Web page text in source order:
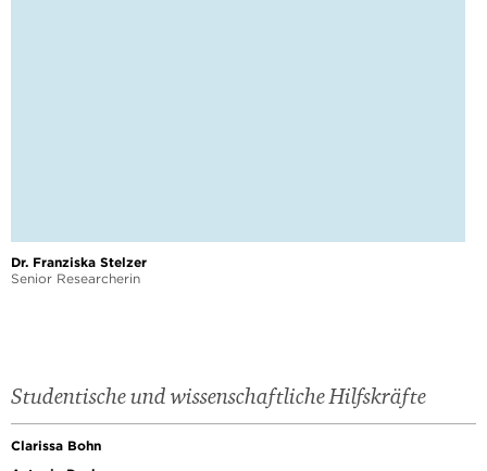
Dr. Franziska Stelzer
Senior Researcherin
Studentische und wissenschaftliche Hilfskräfte
Clarissa Bohn